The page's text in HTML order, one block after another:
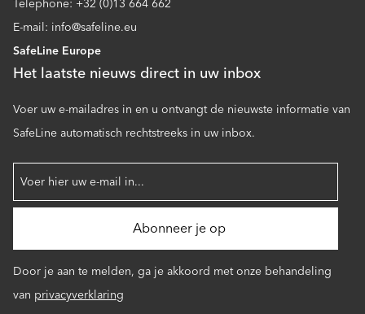
Telephone: +32 (0)13 664 662
E-mail: info@safeline.eu
SafeLine Europe
Het laatste nieuws direct in uw inbox
Voer uw e-mailadres in en u ontvangt de nieuwste informatie van
SafeLine automatisch rechtstreeks in uw inbox.
Door je aan te melden, ga je akkoord met onze behandeling
van privacyverklaring